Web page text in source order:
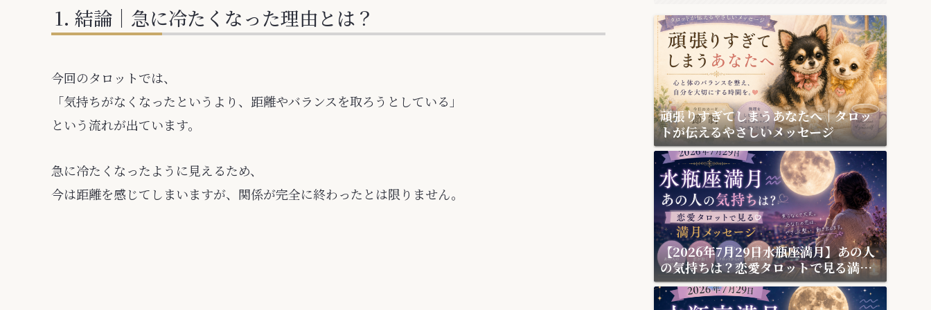
結論｜急に冷たくなった理由とは？
今回のタロットでは、
「気持ちがなくなったというより、距離やバランスを取ろうとしている」
という流れが出ています。
急に冷たくなったように見えるため、
今は距離を感じてしまいますが、関係が完全に終わったとは限りません。
頑張りすぎてしまうあなたへ｜タロッ
トが伝えるやさしいメッセージ
【2026年7月29日水瓶座満月】あの人
の気持ちは？恋愛タロットで見る満月
メッセージ